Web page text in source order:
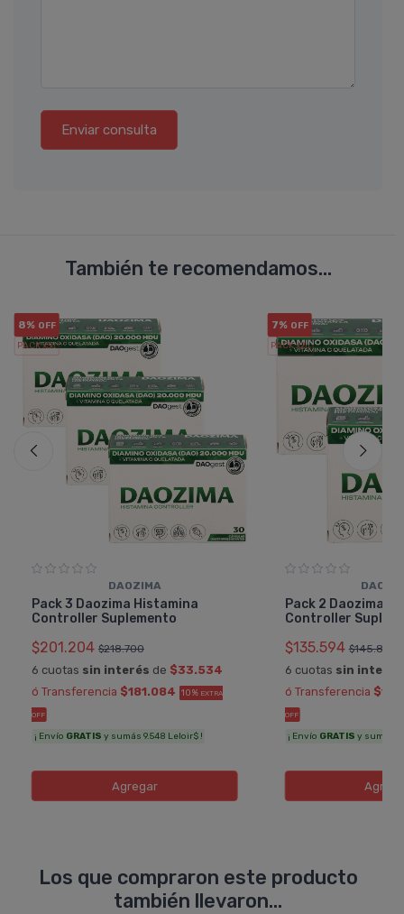
Enviar consulta
También te recomendamos...
8% OFF
PACK x3u.
DAOZIMA
Pack 3 Daozima Histamina
Controller Suplemento
$201.204 $218.700
6 cuotas sin interés de $33.534
ó Transferencia $181.084 10% EXTRA
OFF
¡ Envío GRATIS y sumás 9.548 Leloir$ !
Agregar
7% OFF
PACK x2u.
Pack 2 Daozima
Controller
$135.594 $145.800
6 cuotas sin interés
ó Transferencia
OFF
¡ Envío GRATIS y sumás
Los que compraron este producto
también llevaron...